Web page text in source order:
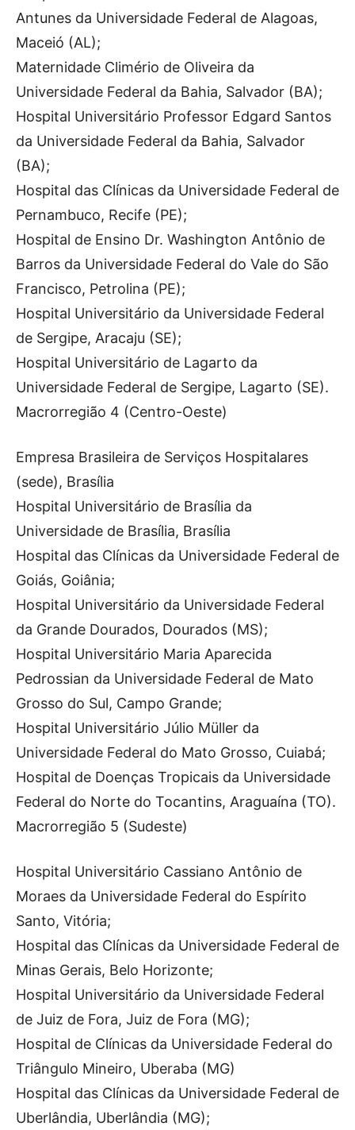
Antunes da Universidade Federal de Alagoas,
Maceió (AL);
Maternidade Climério de Oliveira da
Universidade Federal da Bahia, Salvador (BA);
Hospital Universitário Professor Edgard Santos
da Universidade Federal da Bahia, Salvador
(BA);
Hospital das Clínicas da Universidade Federal de
Pernambuco, Recife (PE);
Hospital de Ensino Dr. Washington Antônio de
Barros da Universidade Federal do Vale do São
Francisco, Petrolina (PE);
Hospital Universitário da Universidade Federal
de Sergipe, Aracaju (SE);
Hospital Universitário de Lagarto da
Universidade Federal de Sergipe, Lagarto (SE).
Macrorregião 4 (Centro-Oeste)
Empresa Brasileira de Serviços Hospitalares
(sede), Brasília
Hospital Universitário de Brasília da
Universidade de Brasília, Brasília
Hospital das Clínicas da Universidade Federal de
Goiás, Goiânia;
Hospital Universitário da Universidade Federal
da Grande Dourados, Dourados (MS);
Hospital Universitário Maria Aparecida
Pedrossian da Universidade Federal de Mato
Grosso do Sul, Campo Grande;
Hospital Universitário Júlio Müller da
Universidade Federal do Mato Grosso, Cuiabá;
Hospital de Doenças Tropicais da Universidade
Federal do Norte do Tocantins, Araguaína (TO).
Macrorregião 5 (Sudeste)
Hospital Universitário Cassiano Antônio de
Moraes da Universidade Federal do Espírito
Santo, Vitória;
Hospital das Clínicas da Universidade Federal de
Minas Gerais, Belo Horizonte;
Hospital Universitário da Universidade Federal
de Juiz de Fora, Juiz de Fora (MG);
Hospital de Clínicas da Universidade Federal do
Triângulo Mineiro, Uberaba (MG)
Hospital das Clínicas da Universidade Federal de
Uberlândia, Uberlândia (MG);